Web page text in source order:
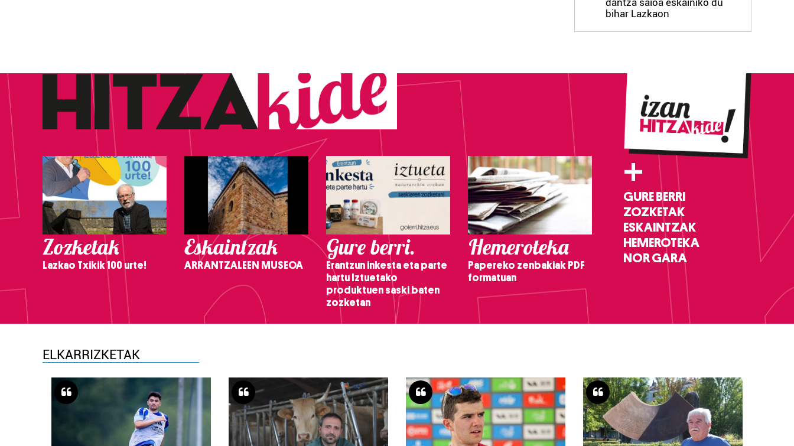
dantza saioa eskainiko du
bihar Lazkaon
Zozketak
Lazkao Txikik 100 urte!
Eskaintzak
ARRANTZALEEN MUSEOA
Gure berri.
Erantzun inkesta eta parte
hartu Iztuetako
produktuen saski baten
zozketan
Hemeroteka
Papereko zenbakiak PDF
formatuan
+
GURE BERRI
ZOZKETAK
ESKAINTZAK
HEMEROTEKA
NOR GARA
ELKARRIZKETAK